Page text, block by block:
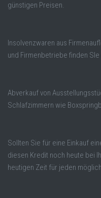
günstigen Preisen.
Insolvenzwaren aus
und Firmenbetriebe finden
Abverkauf von
Schlafzimmern wie
Sollten Sie für eine Einkauf
diesen Kredit noch heute bei
heutigen Zeit für jeden